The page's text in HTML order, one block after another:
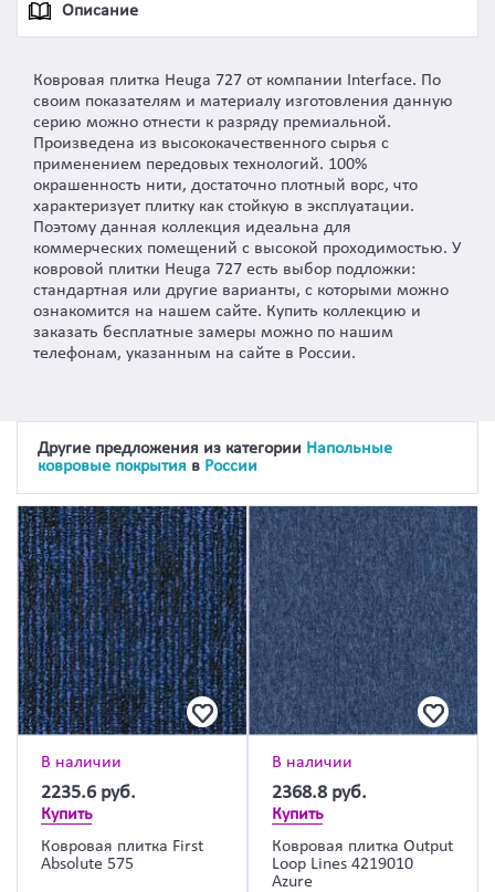
Описание
Ковровая плитка Heuga 727 от компании Interface. По
своим показателям и материалу изготовления данную
серию можно отнести к разряду премиальной.
Произведена из высококачественного сырья с
применением передовых технологий. 100%
окрашенность нити, достаточно плотный ворс, что
характеризует плитку как стойкую в эксплуатации.
Поэтому данная коллекция идеальна для
коммерческих помещений с высокой проходимостью. У
ковровой плитки Heuga 727 есть выбор подложки:
стандартная или другие варианты, с которыми можно
ознакомится на нашем сайте. Купить коллекцию и
заказать бесплатные замеры можно по нашим
телефонам, указанным на сайте в России.
Другие предложения из категории Напольные
ковровые покрытия в России
В наличии
2235.6 руб.
Купить
Ковровая плитка First
Absolute 575
В наличии
2368.8 руб.
Купить
Ковровая плитка Output
Loop Lines 4219010
Azure